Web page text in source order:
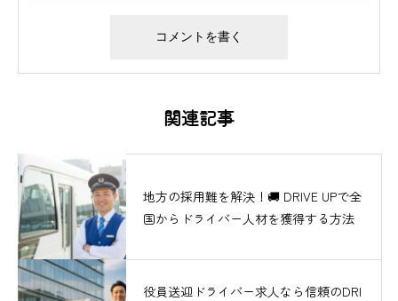
関連記事
地方の採用難を解決！🚚 DRIVE UPで全
国からドライバー人材を獲得する方法
役員送迎ドライバー求人なら信頼のDRI